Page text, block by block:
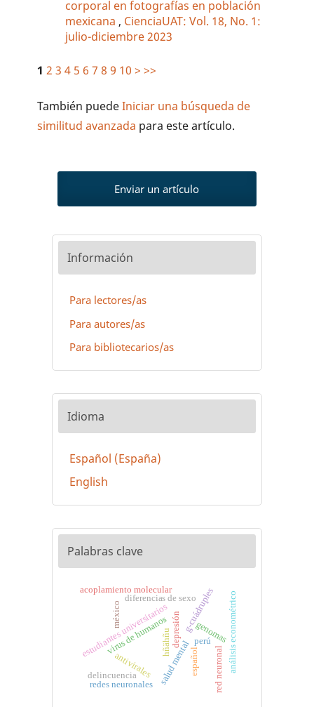
corporal en fotografías en población
mexicana , CienciaUAT: Vol. 18, No. 1:
julio-diciembre 2023
1 2 3 4 5 6 7 8 9 10 > >>
También puedeIniciar una búsqueda de
similitud avanzada para este artículo.
Enviar un artículo
Información
Para lectores/as
Para autores/as
Para bibliotecarios/as
Idioma
Español (España)
English
Palabras clave
depresión
estudiantes universitarios
diferencias de sexo
salud mental
g-cuádruples
virus de humanos genomas
antivirales
delincuencia
perú análisis econométrico
hñähñu
español
redes neuronales red neuronal
acoplamiento molecular
méxico